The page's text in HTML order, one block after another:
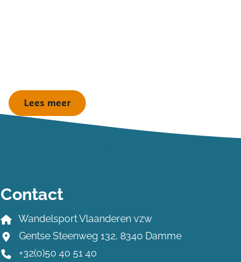
Lees meer
Contact
Wandelsport Vlaanderen vzw
Gentse Steenweg 132, 8340 Damme
+32(0)50 40 51 40